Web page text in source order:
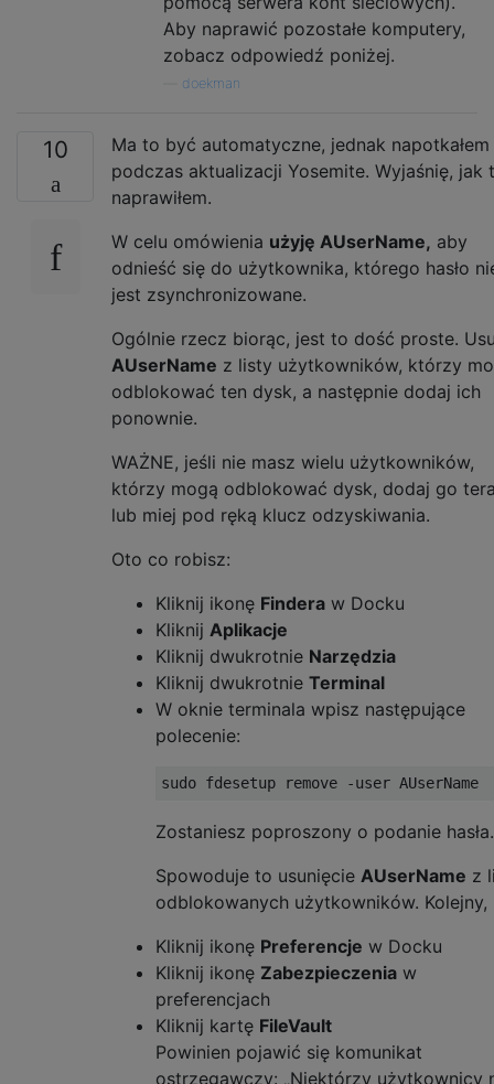
Aby naprawić pozostałe komputery,
zobacz odpowiedź poniżej.
doekman
10
Ma to być automatyczne, jednak
podczas aktualizacji Yosemite. Wyjaśnię, jak
naprawiłem.
W celu omówienia użyję AUserName, aby
odnieść się do użytkownika, którego hasło
jest zsynchronizowane.
Ogólnie rzecz biorąc, jest to dość proste.
AUserName z listy użytkowników, którzy
odblokować ten dysk, a następnie dodaj ich
ponownie.
WAŻNE, jeśli nie masz wielu użytkowników,
którzy mogą odblokować dysk, dodaj go
lub miej pod ręką klucz odzyskiwania.
Oto co robisz:
Kliknij ikonę Findera w Docku
Kliknij Aplikacje
Kliknij dwukrotnie Narzędzia
Kliknij dwukrotnie Terminal
W oknie terminala wpisz następujące
polecenie:
Zostaniesz poproszony o podanie hasła.
Spowoduje to usunięcie AUserName z
odblokowanych użytkowników. Kolejny,
Kliknij ikonę Preferencje w Docku
Kliknij ikonę Zabezpieczenia w
preferencjach
Kliknij kartę FileVault
Powinien pojawić się komunikat
ostrzegawczy: „Niektórzy użytkownicy